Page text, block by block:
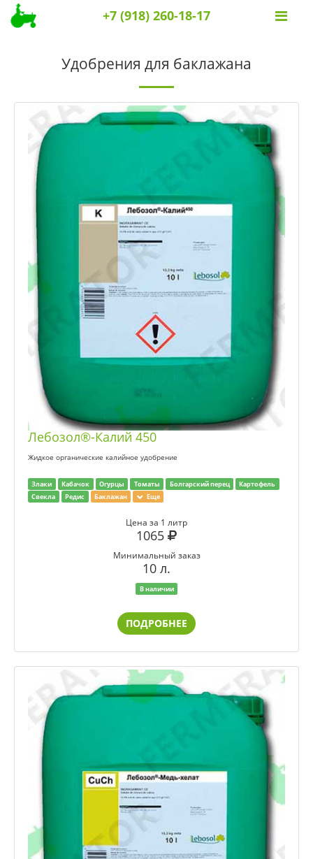
+7 (918) 260-18-17
Удобрения для баклажана
Лебозол®-Калий 450
Жидкое органические калийное удобрение
Злаки Кабачок Огурцы Томаты Болгарский перец
Картофель
Свекла
Редис Баклажан Еще
Цена за 1 литр
1065
Минимальный заказ
10 л.
В наличии
ПОДРОБНЕЕ